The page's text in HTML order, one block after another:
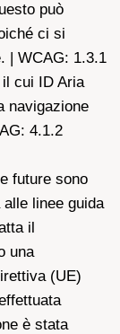
può
ci si
| WCAG: 1.3.1
cui ID Aria
navigazione
4.1.2
future sono
linee guida
il
una
(UE)
è stata